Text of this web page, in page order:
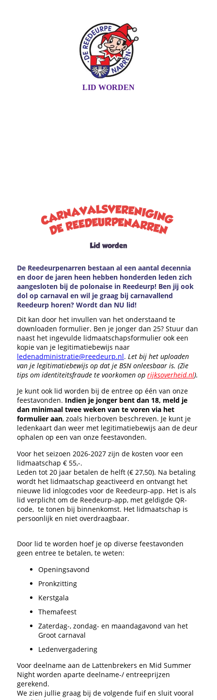
LID WORDEN
De Reedeurpenarren bestaan al een aantal decennia
en door de jaren heen hebben honderden leden zich
aangesloten bij de polonaise in Reedeurp! Ben jij ook
dol op carnaval en wil je graag bij carnavallend
Reedeurp horen? Wordt dan NU lid!
Dit kan door het invullen van het onderstaand te
downloaden formulier. Ben je jonger dan 25? Stuur dan
naast het ingevulde lidmaatschapsformulier ook een
kopie van je legitimatiebewijs naar
ledenadministratie@reedeurp.nl. Let bij het uploaden
van je legitimatiebewijs op dat je BSN onleesbaar is. (Zie
tips om identiteitsfraude te voorkomen op rijksoverheid.nl).
Je kunt ook lid worden bij de entree op één van onze
feestavonden. Indien je jonger bent dan 18, meld je
dan minimaal twee weken van te voren via het
formulier aan, zoals hierboven beschreven. Je kunt je
ledenkaart dan weer met legitimatiebewijs aan de deur
ophalen op een van onze feestavonden.
Voor het seizoen 2026-2027 zijn de kosten voor een
lidmaatschap € 55,-.
Leden tot 20 jaar betalen de helft (€ 27,50). Na betaling
wordt het lidmaatschap geactiveerd en ontvangt het
nieuwe lid inlogcodes voor de Reedeurp-app. Het is als
lid verplicht om de Reedeurp-app, met geldigde QR-
code, te tonen bij binnenkomst. Het lidmaatschap is
persoonlijk en niet overdraagbaar.
Door lid te worden hoef je op diverse feestavonden
geen entree te betalen, te weten:
Openingsavond
Pronkzitting
Kerstgala
Themafeest
Zaterdag-, zondag- en maandagavond van het
Groot carnaval
Ledenvergadering
Voor deelname aan de Lattenbrekers en Mid Summer
Night worden aparte deelname-/ entreeprijzen
gerekend.
We zien jullie graag bij de volgende fuif en sluit vooral